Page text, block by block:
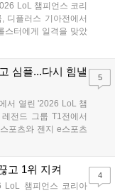
LoL 챔피언스 코리
디플러스 기아전에서
스터에게 일격을 맞았
를 챙기며 분위기를
심플...다시 힘낼
서 열린 '2026 LoL 챔
전드 그룹 T1전에서
포츠와 젠지 e스포츠
제 궤도에 오른 T1은
5
고 1위 지켜
LoL 챔피언스 코리아
4